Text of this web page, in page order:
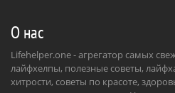
О нас
Lifehelper.one - агрегатор самых
лайфхелпы, полезные советы,
хитрости, советы по красоте,